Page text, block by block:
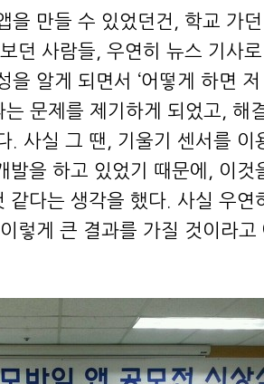
을 만들 수 있었던건, 학교 가던
던 사람들, 우연히 뉴스 기사
을 알게 되면서 ‘어떻게 하면
는 문제를 제기하게 되었고, 해
. 사실 그 땐, 기울기 센서를 이
발을 하고 있었기 때문에, 이것
같다는 생각을 했다. 사실 우연
렇게 큰 결과를 가질 것이라고